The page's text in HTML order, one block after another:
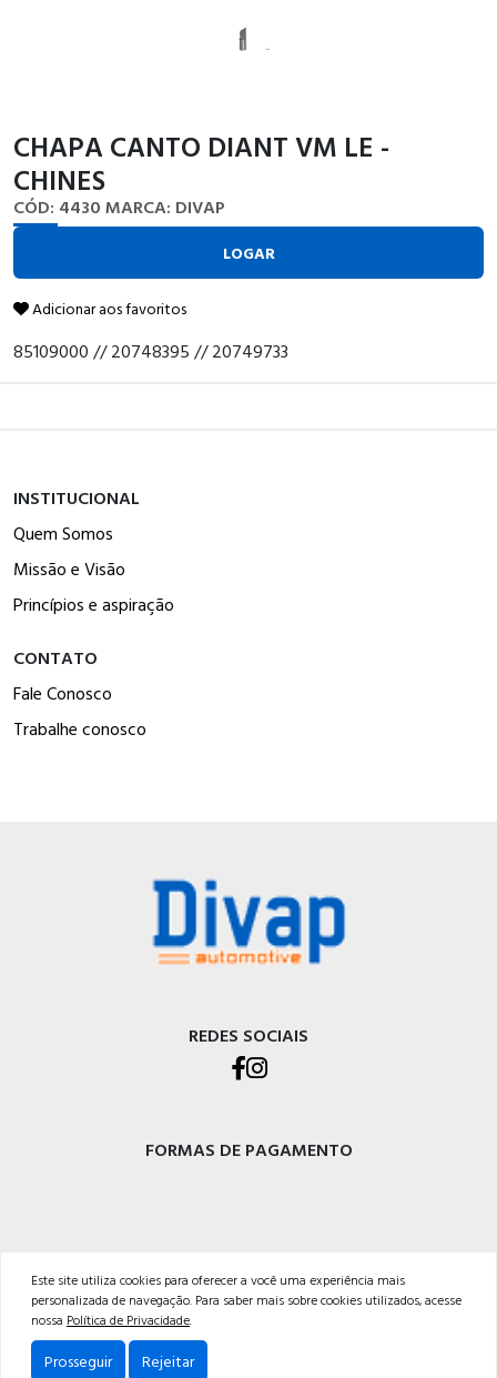
CHAPA CANTO DIANT VM LE -
CHINES
CÓD: 4430 MARCA: DIVAP
LOGAR
Adicionar aos favoritos
85109000 // 20748395 // 20749733
INSTITUCIONAL
Quem Somos
Missão e Visão
Princípios e aspiração
CONTATO
Fale Conosco
Trabalhe conosco
REDES SOCIAIS
FORMAS DE PAGAMENTO
DIVAP AUTOPEÇAS LTDA
Rod. BR-470 - Km 225, Integração<br />Garibaldi - RS, CEP 95720-000 <br />54 3029-
Powered by:
Este site utiliza cookies para oferecer a você uma experiência mais
personalizada de navegação. Para saber mais sobre cookies utilizados, acesse
nossa Política de Privacidade.
Prosseguir Rejeitar